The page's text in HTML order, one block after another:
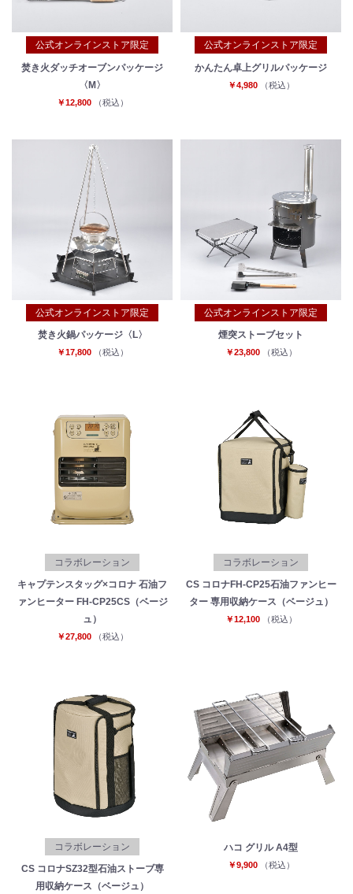
公式オンラインストア限定
焚き火ダッチオーブンパッケージ
〈M〉
￥12,800 （税込）
公式オンラインストア限定
かんたん卓上グリルパッケージ
￥4,980 （税込）
公式オンラインストア限定
焚き火鍋パッケージ〈L〉
￥17,800 （税込）
公式オンラインストア限定
煙突ストーブセット
￥23,800 （税込）
コラボレーション
キャプテンスタッグ×コロナ 石油フ
ァンヒーター FH-CP25CS（ベージ
ュ）
￥27,800 （税込）
コラボレーション
CS コロナFH-CP25石油ファンヒー
ター 専用収納ケース（ベージュ）
￥12,100 （税込）
コラボレーション
CS コロナSZ32型石油ストーブ専
用収納ケース（ベージュ）
ハコ グリル A4型
￥9,900 （税込）